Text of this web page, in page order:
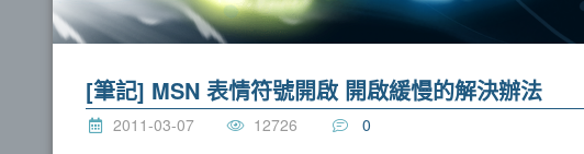
[筆記] MSN 表情符號開啟 開啟緩慢的解決辦法
2011-03-07 12726 0